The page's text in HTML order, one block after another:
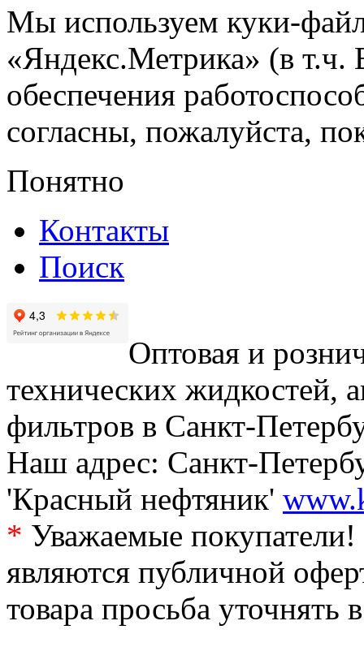
Мы используем куки-
«Яндекс.Метрика» (в т.ч.
обеспечения
согласны, пожалуйста,
Понятно
Контакты
Поиск
Оптовая и
технических жидкостей,
фильтров в Санкт-
Наш адрес: Санкт-
'Красный нефтяник'
* Уважаемые
являются публичной
товара просьба уточнять